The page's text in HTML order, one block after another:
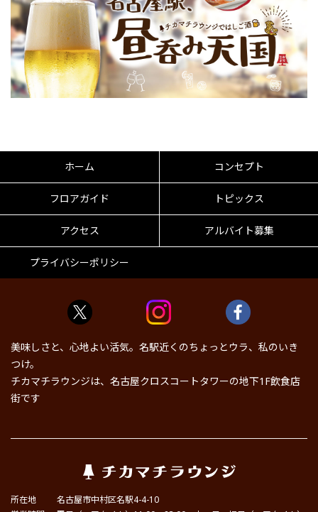
ホーム コンセプト
フロアガイド トピックス
アクセス アルバイト募集
プライバシーポリシー
美味しさと、心地よい活気。名駅近くのちょっとウラ、私のいき
つけ。
チカマチラウンジは、名古屋クロスコートタワーの地下1F飲食店
街です
所在地
名古屋市中村区名駅4-4-10